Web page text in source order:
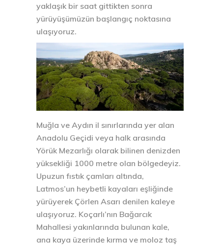
yaklaşık bir saat gittikten sonra
yürüyüşümüzün başlangıç noktasına
ulaşıyoruz.
Muğla ve Aydın il sınırlarında yer alan
Anadolu Geçidi veya halk arasında
Yörük Mezarlığı olarak bilinen denizden
yüksekliği 1000 metre olan bölgedeyiz.
Upuzun fıstık çamları altında,
Latmos’un heybetli kayaları eşliğinde
yürüyerek Çörlen Asarı denilen kaleye
ulaşıyoruz. Koçarlı’nın Bağarcık
Mahallesi yakınlarında bulunan kale,
ana kaya üzerinde kırma ve moloz taş